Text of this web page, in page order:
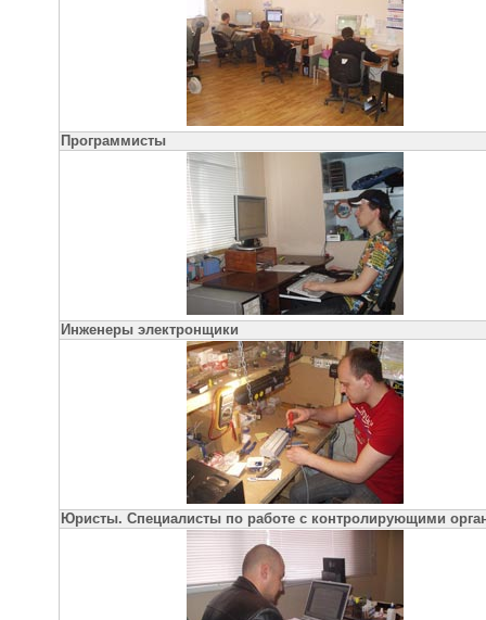
Программисты
Инженеры электронщики
Юристы. Специалисты по работе с контролирующими